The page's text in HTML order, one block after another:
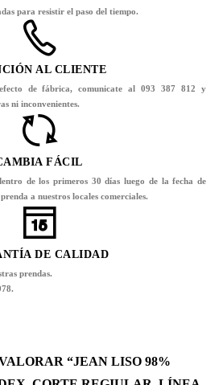
para resistir el paso del tiempo.
AL CLIENTE
de fábrica, comunicate al 093 387 812 y
ni inconvenientes.
FÁCIL
de los primeros 30 días luego de la fecha de
a nuestros locales comerciales.
DE CALIDAD
prendas.
“JEAN LISO 98%